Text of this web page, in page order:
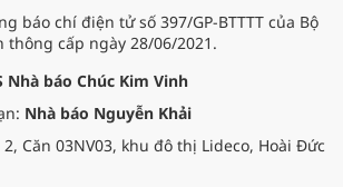
báo chí điện tử số 397/GP-BTTTT của Bộ
cấp ngày 28/06/2021.
Nhà báo Chúc Kim Vinh
Nhà báo Nguyễn Khải
Căn 03NV03, khu đô thị Lideco, Hoài Đức